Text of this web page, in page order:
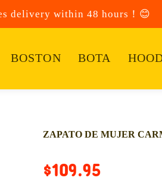
BOSTON BOTA
delivery within 48 hours！😊
ZAPATO DE MUJER
$109.95